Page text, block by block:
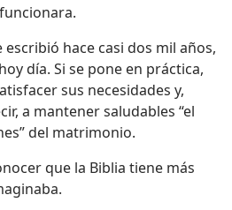
escribió hace casi dos mil años,
día. Si se pone en práctica,
sus necesidades y,
a mantener saludables “el
del matrimonio.
que la Biblia tiene más